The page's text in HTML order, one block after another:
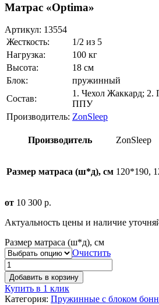
Матрас «Optima»
Артикул: 13554
Жесткость:
1/2 из 5
Нагрузка:
100 кг
Высота:
18 см
Блок:
пружинный
Состав:
1. Чехол Жаккард; 2.
ППУ
Производитель: ZonSleep
Производитель ZonSleep
Размер матраса (ш*д), см 120*190,
от 10 300 р.
Актуальность цены и наличие
Размер матраса (ш*д), см
Очистить
Добавить в корзину
Купить в 1 клик
Категория: Пружинные с блоком